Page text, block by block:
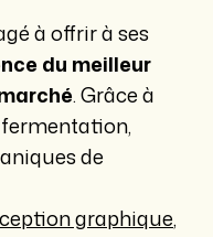
à offrir à ses
du meilleur
. Grâce à
de
graphique,